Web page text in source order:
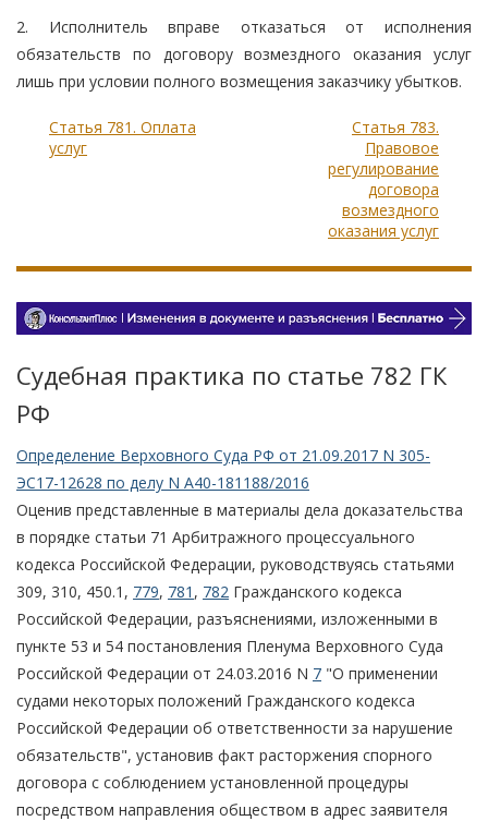
2. Исполнитель вправе отказаться от исполнения
обязательств по договору возмездного оказания услуг
лишь при условии полного возмещения заказчику убытков.
Статья 781. Оплата
услуг
Статья 783.
Правовое
регулирование
договора
возмездного
оказания услуг
Судебная практика по статье 782 ГК
РФ
Определение Верховного Суда РФ от 21.09.2017 N 305-
ЭС17-12628 по делу N А40-181188/2016
Оценив представленные в материалы дела доказательства
в порядке статьи 71 Арбитражного процессуального
кодекса Российской Федерации, руководствуясь статьями
309, 310, 450.1, 779, 781 , 782 Гражданского кодекса
Российской Федерации, разъяснениями, изложенными в
пункте 53 и 54 постановления Пленума Верховного Суда
Российской Федерации от 24.03.2016 N 7 "О применении
судами некоторых положений Гражданского кодекса
Российской Федерации об ответственности за нарушение
обязательств", установив факт расторжения спорного
договора с соблюдением установленной процедуры
посредством направления обществом в адрес заявителя